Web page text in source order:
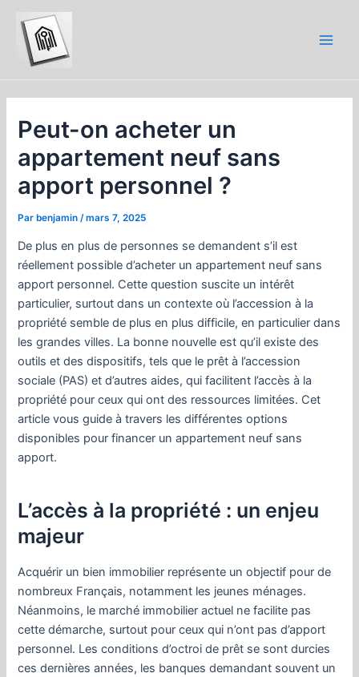
contenu
Peut-on acheter un
appartement neuf sans
apport personnel ?
Par benjamin/mars 7, 2025
De plus en plus de personnes se demandent s’il est
réellement possible d’acheter un appartement neuf sans
apport personnel. Cette question suscite un intérêt
particulier, surtout dans un contexte où l’accession à la
propriété semble de plus en plus difficile, en particulier dans
les grandes villes. La bonne nouvelle est qu’il existe des
outils et des dispositifs, tels que le prêt à l’accession
sociale (PAS) et d’autres aides, qui facilitent l’accès à la
propriété pour ceux qui ont des ressources limitées. Cet
article vous guide à travers les différentes options
disponibles pour financer un appartement neuf sans
apport.
L’accès à la propriété : un enjeu
majeur
Acquérir un bien immobilier représente un objectif pour de
nombreux Français, notamment les jeunes ménages.
Néanmoins, le marché immobilier actuel ne facilite pas
cette démarche, surtout pour ceux qui n’ont pas d’apport
personnel. Les conditions d’octroi de prêt se sont durcies
ces dernières années, les banques demandant souvent un